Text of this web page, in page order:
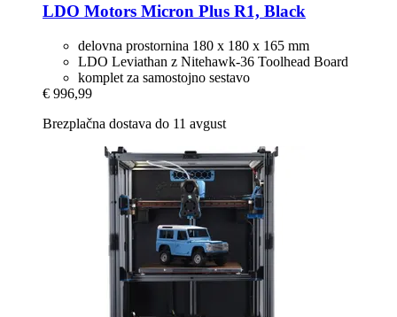
LDO Motors Micron Plus R1, Black
delovna prostornina 180 x 180 x 165 mm
LDO Leviathan z Nitehawk-36 Toolhead Board
komplet za samostojno sestavo
€ 996,99
Brezplačna dostava do 11 avgust